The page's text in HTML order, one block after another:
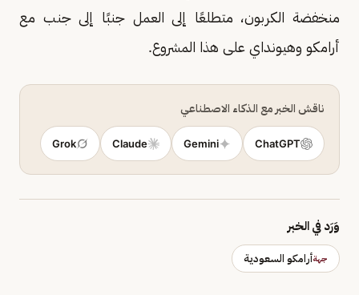
منخفضة الكربون، متطلعًا إلى العمل جنبًا إلى جنب مع
أرامكو وهيونداي على هذا المشروع.
ناقش الخبر مع الذكاء الاصطناعي
ChatGPT
Gemini
Claude
Grok
وَرَد في الخبر
جهةأرامكو السعودية